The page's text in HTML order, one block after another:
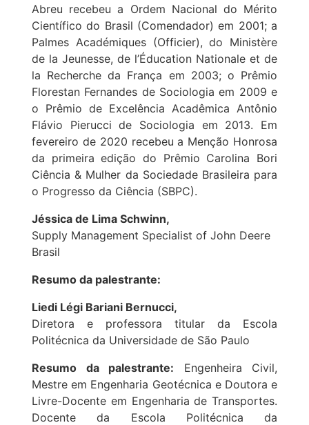
Abreu recebeu a Ordem Nacional do Mérito
Científico do Brasil (Comendador) em 2001; a
Palmes Académiques (Officier), do Ministère
de la Jeunesse, de l’Éducation Nationale et de
la Recherche da França em 2003; o Prêmio
Florestan Fernandes de Sociologia em 2009 e
o Prêmio de Excelência Acadêmica Antônio
Flávio Pierucci de Sociologia em 2013. Em
fevereiro de 2020 recebeu a Menção Honrosa
da primeira edição do Prêmio Carolina Bori
Ciência & Mulher da Sociedade Brasileira para
o Progresso da Ciência (SBPC).
Jéssica de Lima Schwinn,
Supply Management Specialist of John Deere
Brasil
Resumo da palestrante:
Liedi Légi Bariani Bernucci,
Diretora e professora titular da Escola
Politécnica da Universidade de São Paulo
Resumo da palestrante: Engenheira Civil,
Mestre em Engenharia Geotécnica e Doutora e
Livre-Docente em Engenharia de Transportes.
Docente da Escola Politécnica da